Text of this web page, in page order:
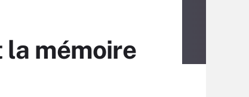
la mémoire